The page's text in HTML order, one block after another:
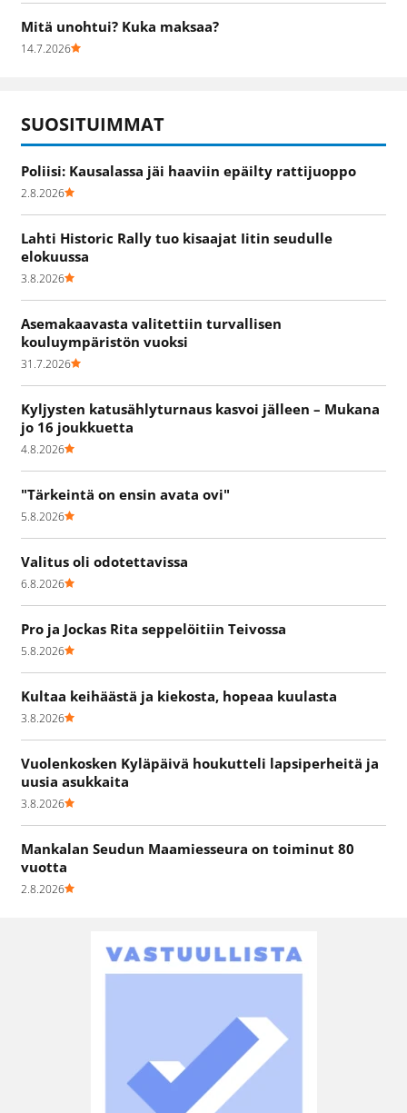
Mitä unohtui? Kuka maksaa?
14.7.2026
SUOSITUIMMAT
Poliisi: Kausalassa jäi haaviin epäilty rattijuoppo
2.8.2026
Lahti Historic Rally tuo kisaajat Iitin seudulle
elokuussa
3.8.2026
Asemakaavasta valitettiin turvallisen
kouluympäristön vuoksi
31.7.2026
Kyljysten katusählyturnaus kasvoi jälleen – Mukana
jo 16 joukkuetta
4.8.2026
"Tärkeintä on ensin avata ovi"
5.8.2026
Valitus oli odotettavissa
6.8.2026
Pro ja Jockas Rita seppelöitiin Teivossa
5.8.2026
Kultaa keihäästä ja kiekosta, hopeaa kuulasta
3.8.2026
Vuolenkosken Kyläpäivä houkutteli lapsiperheitä ja
uusia asukkaita
3.8.2026
Mankalan Seudun Maamiesseura on toiminut 80
vuotta
2.8.2026